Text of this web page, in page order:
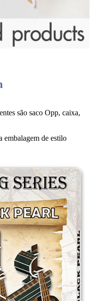
são saco Opp, caixa,
embalagem de estilo